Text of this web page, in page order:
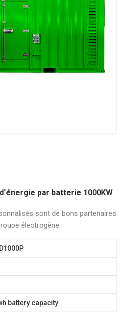
par batterie 1000KW
sont de bons partenaires
électrogène.
battery capacity